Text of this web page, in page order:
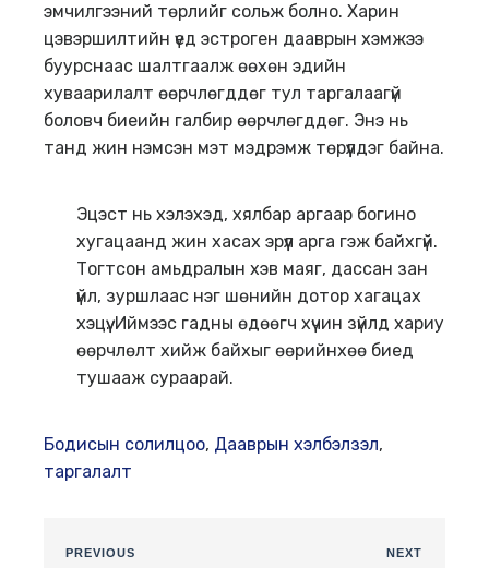
эмчилгээний төрлийг сольж болно. Харин
цэвэршилтийн үед эстроген дааврын хэмжээ
буурснаас шалтгаалж өөхөн эдийн
хуваарилалт өөрчлөгддөг тул таргалаагүй
боловч биеийн галбир өөрчлөгддөг. Энэ нь
танд жин нэмсэн мэт мэдрэмж төрүүлдэг байна.
Эцэст нь хэлэхэд, хялбар аргаар богино
хугацаанд жин хасах эрүүл арга гэж байхгүй.
Тогтсон амьдралын хэв маяг, дассан зан
үйл, зуршлаас нэг шөнийн дотор хагацах
хэцүү. Иймээс гадны өдөөгч хүчин зүйлд хариу
өөрчлөлт хийж байхыг өөрийнхөө биед
тушааж сураарай.
Бодисын солилцоо, Дааврын хэлбэлзэл,
таргалалт
PREVIOUS NEXT